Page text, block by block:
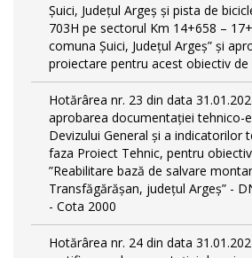
Șuici, Județul Argeș și pista de
703H pe sectorul Km 14+658 –
comuna Șuici, Județul Argeș” şi
proiectare pentru acest obiectiv de
Hotărârea nr. 23 din data
aprobarea documentației tehnico-
Devizului General și a indicatorilor
faza Proiect Tehnic, pentru
”Reabilitare bază de salvare
Transfăgărășan, județul Argeș” -
- Cota 2000
Hotărârea nr. 24 din data